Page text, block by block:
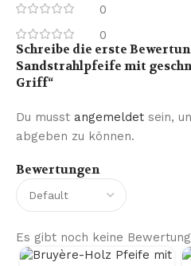
0
0
Bewertungen
Es gibt noch keine
Schreibe die erste
Sandstrahlpfeife mit
Griff“
Du musst angemeldet sein,
abgeben zu können.